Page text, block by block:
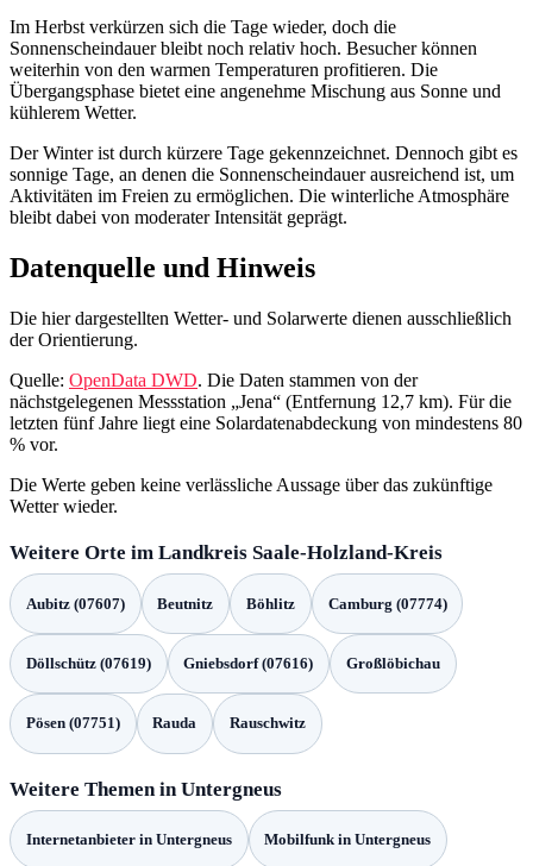
Im Herbst verkürzen sich die Tage wieder, doch die
Sonnenscheindauer bleibt noch relativ hoch. Besucher können
weiterhin von den warmen Temperaturen profitieren. Die
Übergangsphase bietet eine angenehme Mischung aus Sonne und
kühlerem Wetter.
Der Winter ist durch kürzere Tage gekennzeichnet. Dennoch gibt es
sonnige Tage, an denen die Sonnenscheindauer ausreichend ist, um
Aktivitäten im Freien zu ermöglichen. Die winterliche Atmosphäre
bleibt dabei von moderater Intensität geprägt.
Datenquelle und Hinweis
Die hier dargestellten Wetter- und Solarwerte dienen ausschließlich
der Orientierung.
Quelle: OpenData DWD. Die Daten stammen von der
nächstgelegenen Messstation „Jena“ (Entfernung 12,7 km). Für die
letzten fünf Jahre liegt eine Solardatenabdeckung von mindestens 80
% vor.
Die Werte geben keine verlässliche Aussage über das zukünftige
Wetter wieder.
Weitere Orte im Landkreis Saale-Holzland-Kreis
Aubitz (07607) Beutnitz Böhlitz Camburg (07774)
Döllschütz (07619) Gniebsdorf (07616) Großlöbichau
Pösen (07751) Rauda Rauschwitz
Weitere Themen in Untergneus
Internetanbieter in Untergneus Mobilfunk in Untergneus